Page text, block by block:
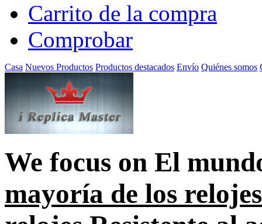
Carrito de la compra
Comprobar
Casa Nuevos Productos Productos destacados Envío Quiénes somos
We focus on El
mayoría de los